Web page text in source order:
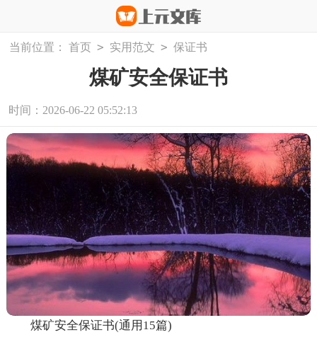
当前位置： 首页 > 实用范文 > 保证书
煤矿安全保证书
时间：2026-06-22 05:52:13
煤矿安全保证书(通用15篇)